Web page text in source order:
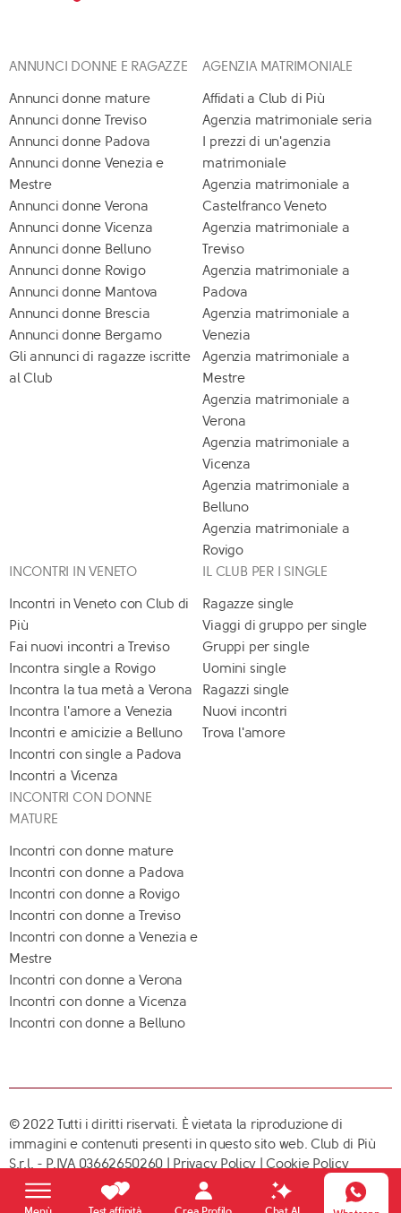
ANNUNCI DONNE E RAGAZZE
Annunci donne mature
Annunci donne Treviso
Annunci donne Padova
Annunci donne Venezia e
Mestre
Annunci donne Verona
Annunci donne Vicenza
Annunci donne Belluno
Annunci donne Rovigo
Annunci donne Mantova
Annunci donne Brescia
Annunci donne Bergamo
Gli annunci di ragazze iscritte
al Club
AGENZIA MATRIMONIALE
Affidati a Club di Più
Agenzia matrimoniale seria
I prezzi di un'agenzia
matrimoniale
Agenzia matrimoniale a
Castelfranco Veneto
Agenzia matrimoniale a
Treviso
Agenzia matrimoniale a
Padova
Agenzia matrimoniale a
Venezia
Agenzia matrimoniale a
Mestre
Agenzia matrimoniale a
Verona
Agenzia matrimoniale a
Vicenza
Agenzia matrimoniale a
Belluno
Agenzia matrimoniale a
Rovigo
INCONTRI IN VENETO
Incontri in Veneto con Club di
Più
Fai nuovi incontri a Treviso
Incontra single a Rovigo
Incontra la tua metà a Verona
Incontra l'amore a Venezia
Incontri e amicizie a Belluno
Incontri con single a Padova
Incontri a Vicenza
IL CLUB PER I SINGLE
Ragazze single
Viaggi di gruppo per single
Gruppi per single
Uomini single
Ragazzi single
Nuovi incontri
Trova l'amore
INCONTRI CON DONNE
MATURE
Incontri con donne mature
Incontri con donne a Padova
Incontri con donne a Rovigo
Incontri con donne a Treviso
Incontri con donne a Venezia e
Mestre
Incontri con donne a Verona
Incontri con donne a Vicenza
Incontri con donne a Belluno
© 2022 Tutti i diritti riservati. È vietata la riproduzione di
immagini e contenuti presenti in questo sito web. Club di Più
S.r.l. - P.IVA 03662650260 | Privacy Policy |Cookie Policy